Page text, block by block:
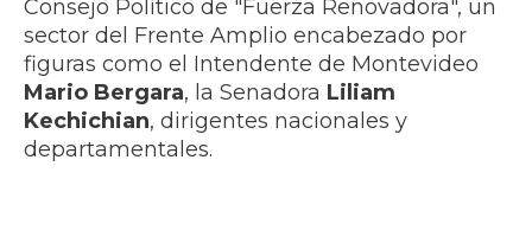
Consejo Político de "Fuerza Renovadora", un
sector del Frente Amplio encabezado por
figuras como el Intendente de Montevideo
Mario Bergara, la Senadora Liliam
Kechichian, dirigentes nacionales y
departamentales.